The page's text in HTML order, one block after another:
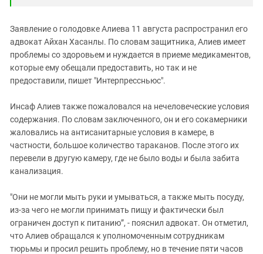
Заявление о голодовке Алиева 11 августа распространил его
адвокат Айхан Хасанлы. По словам защитника, Алиев имеет
проблемы со здоровьем и нуждается в приеме медикаментов,
которые ему обещали предоставить, но так и не
предоставили, пишет "Интерпрессньюс".
Инсаф Алиев также пожаловался на нечеловеческие условия
содержания. По словам заключенного, он и его сокамерники
жаловались на антисанитарные условия в камере, в
частности, большое количество тараканов. После этого их
перевели в другую камеру, где не было воды и была забита
канализация.
"Они не могли мыть руки и умываться, а также мыть посуду,
из-за чего не могли принимать пищу и фактически был
ограничен доступ к питанию”, - пояснил адвокат. Он отметил,
что Алиев обращался к уполномоченным сотрудникам
тюрьмы и просил решить проблему, но в течение пяти часов